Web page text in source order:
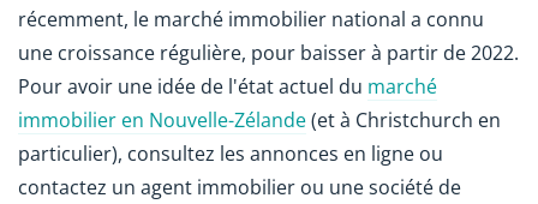
récemment, le marché immobilier national a connu
une croissance régulière, pour baisser à partir de 2022.
Pour avoir une idée de l'état actuel du marché
immobilier en Nouvelle-Zélande(et à Christchurch en
particulier), consultez les annonces en ligne ou
contactez un agent immobilier ou une société de